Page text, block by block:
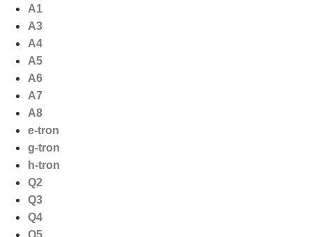
naar
inhoud
A1
A3
A4
A5
A6
A7
A8
e-tron
g-tron
h-tron
Q2
Q3
Q4
Q5